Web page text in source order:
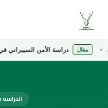
مقال دراسة الأمن السيبراني في